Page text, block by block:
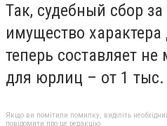
Так, судебный сбор
имущество
теперь составляет
для юрлиц – от 1 тыс.
Якщо ви помітили помилку, виділіть
повідомити про це редакцію